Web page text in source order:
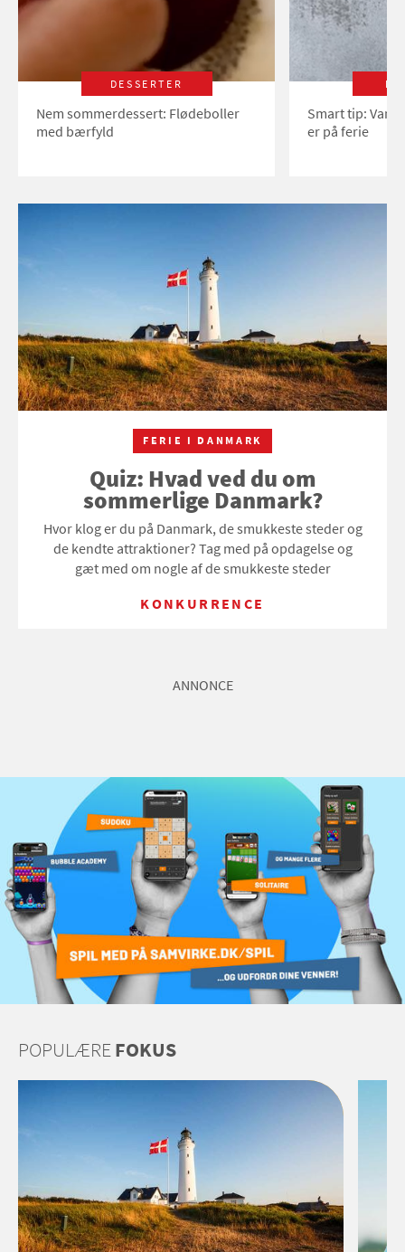
DESSERTER
Nem sommerdessert: Flødeboller
med bærfyld
Smart tip:
er på ferie
FERIE I DANMARK
Quiz: Hvad ved du om
sommerlige Danmark?
Hvor klog er du på Danmark, de smukkeste steder og
de kendte attraktioner? Tag med på opdagelse og
gæt med om nogle af de smukkeste steder
KONKURRENCE
ANNONCE
POPULÆREFOKUS